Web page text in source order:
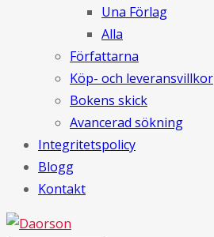
Una Förlag
Alla
Författarna
Köp- och leveransvillkor
Bokens skick
Avancerad sökning
Integritetspolicy
Blogg
Kontakt